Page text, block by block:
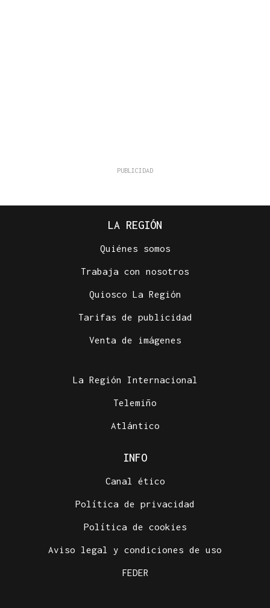
LA REGIÓN
Quiénes somos
Trabaja con nosotros
Quiosco La Región
Tarifas de publicidad
Venta de imágenes
La Región Internacional
Telemiño
Atlántico
INFO
Canal ético
Política de privacidad
Política de cookies
Aviso legal y condiciones de uso
FEDER